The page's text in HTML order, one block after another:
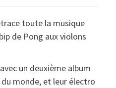
toute la musique
de Pong aux violons
un deuxième album
monde, et leur électro